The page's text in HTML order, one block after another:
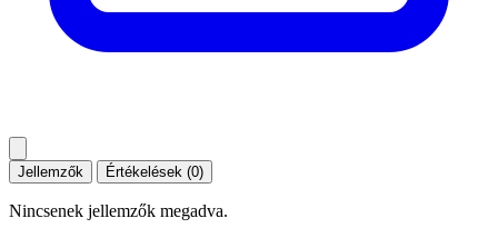
Jellemzők Értékelések (0)
Nincsenek jellemzők megadva.